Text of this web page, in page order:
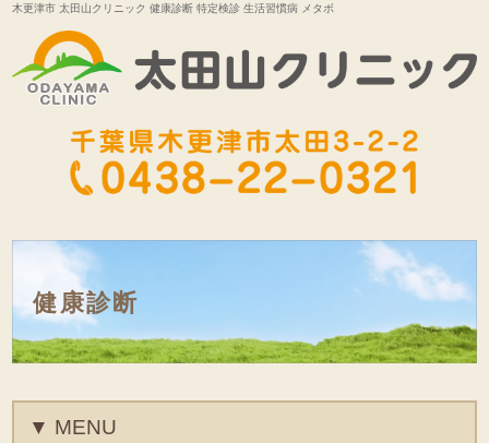
木更津市 太田山クリニック 健康診断 特定検診 生活習慣病 メタボ
健康診断
MENU